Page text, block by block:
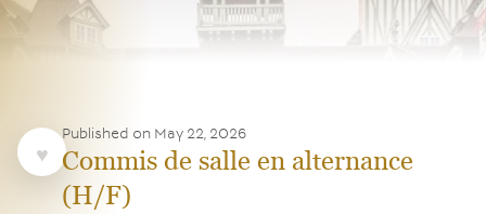
Published on May 22, 2026
Commis de salle en alternance
(H/F)